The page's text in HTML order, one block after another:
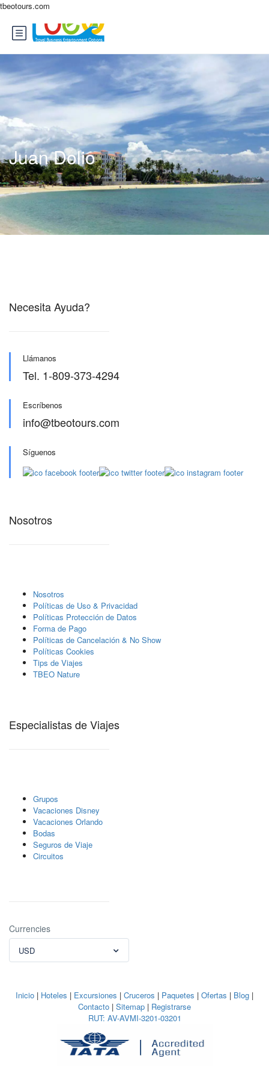
tbeotours.com
Juan Dolio
Necesita Ayuda?
Llámanos
Tel. 1-809-373-4294
Escríbenos
info@tbeotours.com
Síguenos
Nosotros
Nosotros
Polí­ticas de Uso & Privacidad
Polí­ticas Protección de Datos
Forma de Pago
Políticas de Cancelación & No Show
Políticas Cookies
Tips de Viajes
TBEO Nature
Especialistas de Viajes
Grupos
Vacaciones Disney
Vacaciones Orlando
Bodas
Seguros de Viaje
Circuitos
Currencies
USD
Inicio | Hoteles | Excursiones | Cruceros | Paquetes | Ofertas | Blog |
Contacto | Sitemap | Registrarse
RUT: AV-AVMI-3201-03201